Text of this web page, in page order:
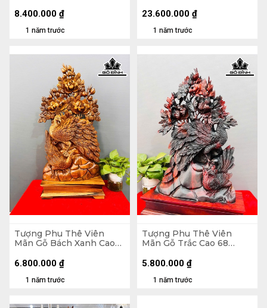
(cm) - Kỷ Cao 10 (cm)
1 năm trước
8.400.000 ₫
- Kỷ Cao 20 (cm)
1 năm trước
23.600.000 ₫
Tượng Phu Thê Viên
Mãn Gỗ Bách Xanh Cao
1 năm trước
6.800.000 ₫
Tượng Phu Thê Viên
Mãn Gỗ Trắc Cao 68
1 năm trước
5.800.000 ₫